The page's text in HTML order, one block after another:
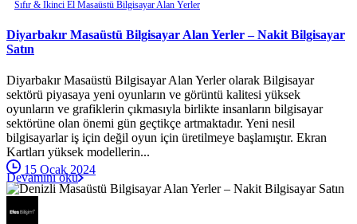
Sıfır & İkinci El Masaüstü Bilgisayar Alan Yerler
Diyarbakır Masaüstü Bilgisayar Alan Yerler – Nakit Bilgisayar
Satın
Diyarbakır Masaüstü Bilgisayar Alan Yerler olarak Bilgisayar
sektörü piyasaya yeni oyunların ve görüntü kalitesi yüksek
oyunların ve grafiklerin çıkmasıyla birlikte insanların bilgisayar
sektörüne olan önemi gün geçtikçe artmaktadır. Yeni nesil
bilgisayarlar iş için değil oyun için üretilmeye başlamıştır. Ekran
Kartları yüksek modellerin...
15 Ocak 2024
Devamını oku